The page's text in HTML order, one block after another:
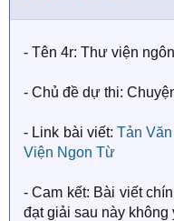
n
:- Tên 4r: Thư viện
- Chủ đề dự thi:
- Link bài viết: Tản
Viện Ngon Từ
- Cam kết: Bài viết
đạt giải sau này